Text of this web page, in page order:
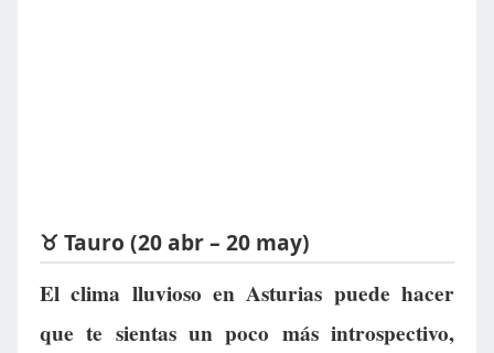
♉ Tauro (20 abr – 20 may)
El clima lluvioso en Asturias puede hacer
que te sientas un poco más introspectivo,